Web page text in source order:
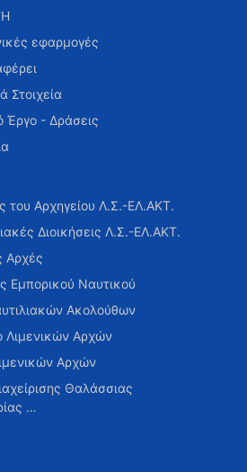
εφαρμογές
Στοιχεία
Έργο - Δράσεις
του Αρχηγείου Λ.Σ.-ΕΛ.ΑΚΤ.
Διοικήσεις Λ.Σ.-ΕΛ.ΑΚΤ.
Αρχές
Εμπορικού Ναυτικού
Ακολούθων
Λιμενικών Αρχών
Αρχών
Θαλάσσιας
…